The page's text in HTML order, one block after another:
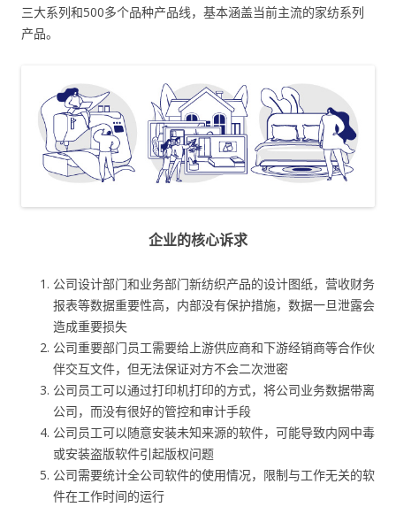
三大系列和500多个品种产品线，基本涵盖当前主流的家纺系列
产品。
企业的核心诉求
公司设计部门和业务部门新纺织产品的设计图纸，营收财务
报表等数据重要性高，内部没有保护措施，数据一旦泄露会
造成重要损失
公司重要部门员工需要给上游供应商和下游经销商等合作伙
伴交互文件，但无法保证对方不会二次泄密
公司员工可以通过打印机打印的方式，将公司业务数据带离
公司，而没有很好的管控和审计手段
公司员工可以随意安装未知来源的软件，可能导致内网中毒
或安装盗版软件引起版权问题
公司需要统计全公司软件的使用情况，限制与工作无关的软
件在工作时间的运行